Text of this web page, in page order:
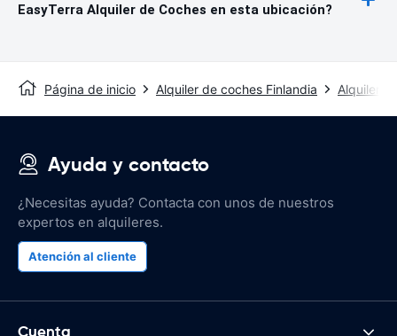
EasyTerra Alquiler de Coches en esta ubicación?
Página de inicio Alquiler de coches Finlandia Alquiler
Ayuda y contacto
¿Necesitas ayuda? Contacta con unos de nuestros
expertos en alquileres.
Atención al cliente
Cuenta